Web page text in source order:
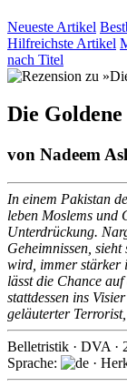
Neueste Artikel
Hilfreichste Artikel
nach Titel
Die Goldene
von Nadeem
In einem Pakistan
leben Moslems und
Unterdrückung.
Geheimnissen,
wird, immer stärker
lässt die Chance
stattdessen ins
geläuterter
Belletristik · DVA ·
Sprache:
·